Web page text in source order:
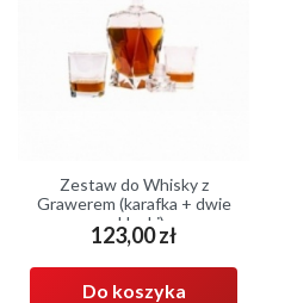
Zestaw do Whisky z
Grawerem (karafka + dwie
szklanki)
Cena
123,00 zł
Do koszyka